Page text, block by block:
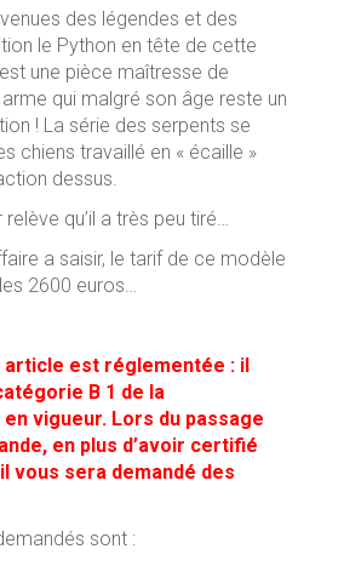
des légendes et des
le Python en tête de cette
une pièce maîtresse de
qui malgré son âge reste un
! La série des serpents se
chiens travaillé en « écaille »
dessus.
qu’il a très peu tiré…
a saisir, le tarif de ce modèle
2600 euros…
article est réglementée : il
B 1 de la
vigueur. Lors du passage
en plus d’avoir certifié
vous sera demandé des
sont :